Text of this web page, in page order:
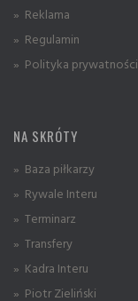
» Reklama
» Regulamin
» Polityka prywatności
NA SKRÓTY
» Baza piłkarzy
» Rywale Interu
» Terminarz
» Transfery
» Kadra Interu
» Piotr Zieliński